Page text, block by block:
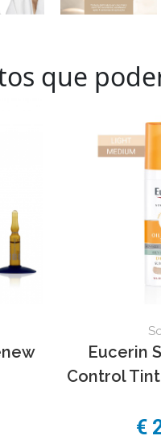
que
Eucerin
Control
€